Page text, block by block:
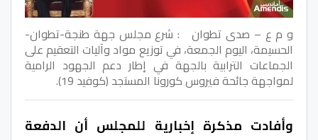
و م ع – صدى تطوان : شرع مجلس جهة طنجة-تطوان-
الحسيمة، اليوم الجمعة، في توزيع مواد وآليات التعقيم على
الجماعات الترابية بالجهة في إطار دعم الجهود الرامية
لمواجهة جائحة فيروس كورونا المستجد (كوفيد 19).
وأفادت مذكرة إخبارية للمجلس أن الدفعة